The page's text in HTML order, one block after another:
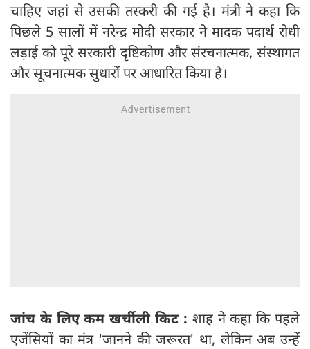
चाहिए जहां से उसकी तस्करी की गई है। मंत्री ने कहा कि
पिछले 5 सालों में नरेन्द्र मोदी सरकार ने मादक पदार्थ रोधी
लड़ाई को पूरे सरकारी दृष्टिकोण और संरचनात्मक, संस्थागत
और सूचनात्मक सुधारों पर आधारित किया है।
जांच के लिए कम खर्चीली किट : शाह ने कहा कि पहले
एजेंसियों का मंत्र 'जानने की जरूरत' था, लेकिन अब उन्हें